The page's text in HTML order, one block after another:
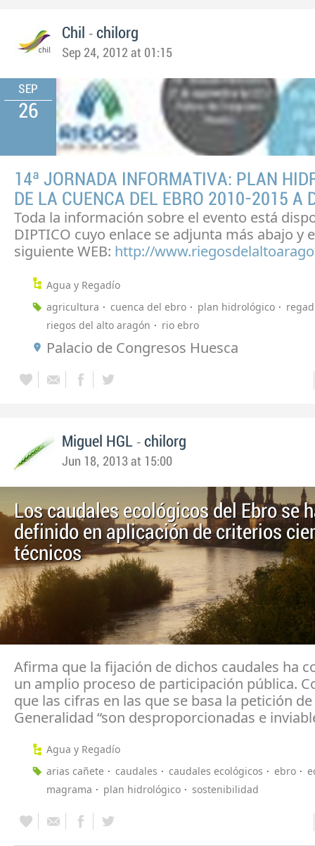
Chil - chilorg
Sep 24, 2012 at 01:15
SEP
26
14ª JORNADA INFORMATIVA: PLAN
DE LA CUENCA DEL EBRO 2010-2015 A
Toda la información sobre el evento está
DIPTICO cuyo enlace se adjunta más abajo y
siguiente WEB: http://
Agua y Regadío
agricultura
cuenca del ebro plan hidrológico
riegos del alto aragón
rio ebro
Palacio de Congresos Huesca
Miguel HGL - chilorg
Jun 18, 2013 at 15:00
Los caudales ecológicos del Ebro se
definido en aplicación de criterios
técnicos
Afirma que la fijación de dichos caudales ha
un amplio proceso de participación pública.
que las cifras en las que se basa la petición
Generalidad “son desproporcionadas e
Agua y Regadío
arias cañete
caudales caudales ecológicos ebro
magrama
plan hidrológico sostenibilidad